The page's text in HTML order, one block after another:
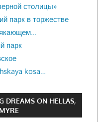
столицы»
парк в торжестве
парк
kosa…
DREAMS ON HELLAS,